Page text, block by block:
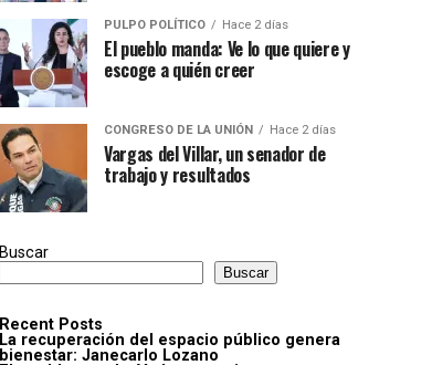
PULPO POLÍTICO Hace 2 días
El pueblo manda: Ve lo que quiere y
escoge a quién creer
CONGRESO DE LA UNIÓN Hace 2 días
Vargas del Villar, un senador de
trabajo y resultados
Buscar
Buscar
Recent Posts
La recuperación del espacio público genera
bienestar: Janecarlo Lozano